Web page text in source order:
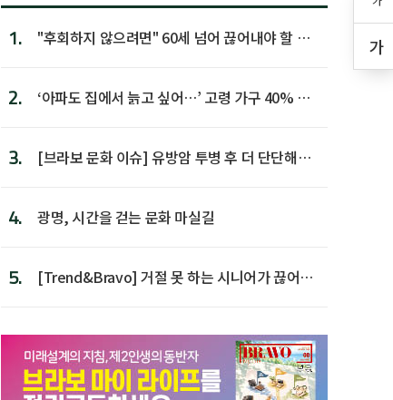
가
1.
"후회하지 않으려면" 60세 넘어 끊어내야 할 사
2.
‘아파도 집에서 늙고 싶어…’ 고령 가구 40% 노
3.
[브라보 문화 이슈] 유방암 투병 후 더 단단해진
4. 광명, 시간을 걷는 문화 마실길
5.
[Trend&Bravo] 거절 못 하는 시니어가 끊어야